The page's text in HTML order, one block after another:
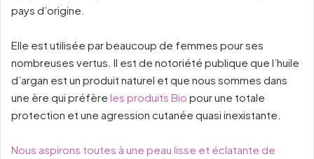
pays d’origine.
Elle est utilisée par beaucoup de femmes pour ses
nombreuses vertus. Il est de notoriété publique que l’huile
d’argan est un produit naturel et que nous sommes dans
une ère qui préfère les produits Bio pour une totale
protection et une agression cutanée quasi inexistante.
Nous aspirons toutes à une peau lisse et éclatante de